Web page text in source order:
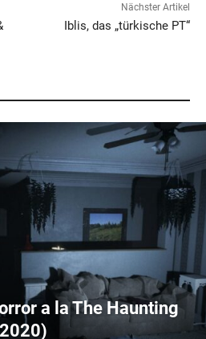
Nächster Artikel
Iblis, das „türkische PT“
a la The Haunting